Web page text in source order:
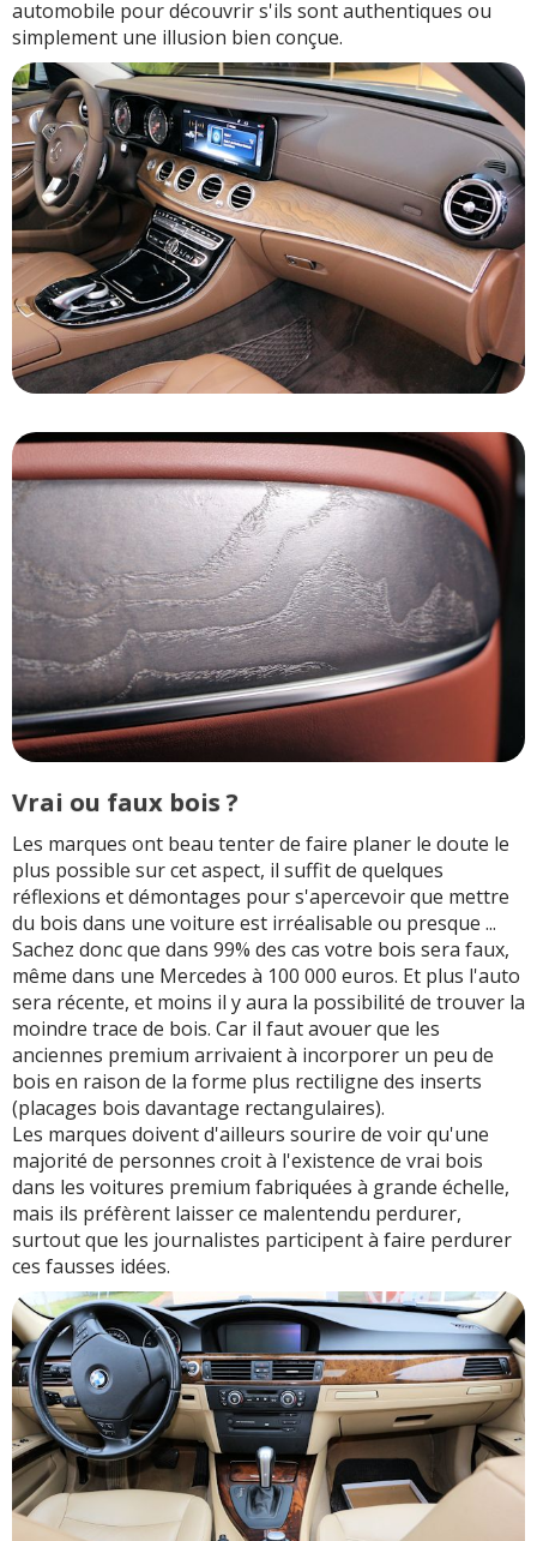
automobile pour découvrir s'ils sont authentiques ou
simplement une illusion bien conçue.
Vrai ou faux bois ?
Les marques ont beau tenter de faire planer le doute le
plus possible sur cet aspect, il suffit de quelques
réflexions et démontages pour s'apercevoir que mettre
du bois dans une voiture est irréalisable ou presque ...
Sachez donc que dans 99% des cas votre bois sera faux,
même dans une Mercedes à 100 000 euros. Et plus l'auto
sera récente, et moins il y aura la possibilité de trouver la
moindre trace de bois. Car il faut avouer que les
anciennes premium arrivaient à incorporer un peu de
bois en raison de la forme plus rectiligne des inserts
(placages bois davantage rectangulaires).
Les marques doivent d'ailleurs sourire de voir qu'une
majorité de personnes croit à l'existence de vrai bois
dans les voitures premium fabriquées à grande échelle,
mais ils préfèrent laisser ce malentendu perdurer,
surtout que les journalistes participent à faire perdurer
ces fausses idées.